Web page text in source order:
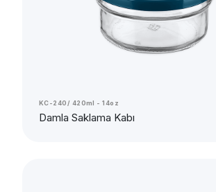
KC-240/ 420ml - 14oz
Damla Saklama Kabı